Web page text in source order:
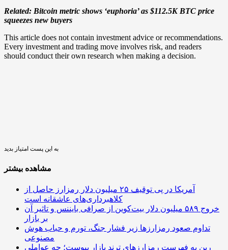
Related: Bitcoin metric shows ‘euphoria’ as $112.5K BTC price
squeezes new buyers
This article does not contain investment advice or recommendations.
Every investment and trading move involves risk, and readers
should conduct their own research when making a decision.
به این پست امتیاز بدید
مشاهده بیشتر
آمریکا در پی توقیف ۲۵ میلیون دلار رمزارز حاصل از
کلاهبرداری‌های عاشقانه است
خروج ۵۸۹ میلیون دلار بیت‌کوین از صرافی بایننس و تاثیر آن
بر بازار
تداوم صعود رمزارزها زیر فشار جنگ، تورم و حباب هوش
مصنوعی
رین به فهرست رمزارزهای ترند بازار پیوست؛ چه عواملی